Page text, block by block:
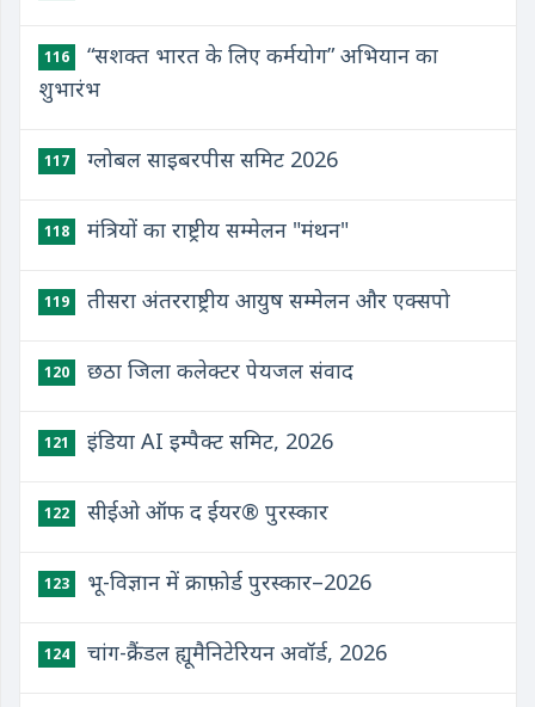
116
“सशक्त भारत के लिए कर्मयोग” अभियान का
शुभारंभ
117 ग्लोबल साइबरपीस समिट 2026
118 मंत्रियों का राष्ट्रीय सम्मेलन "मंथन"
119 तीसरा अंतरराष्ट्रीय आयुष सम्मेलन और एक्सपो
120 छठा जिला कलेक्टर पेयजल संवाद
121 इंडिया AI इम्पैक्ट समिट, 2026
122 सीईओ ऑफ द ईयर® पुरस्कार
123 भू-विज्ञान में क्राफ़ोर्ड पुरस्कार–2026
124 चांग-क्रैंडल ह्यूमैनिटेरियन अवॉर्ड, 2026